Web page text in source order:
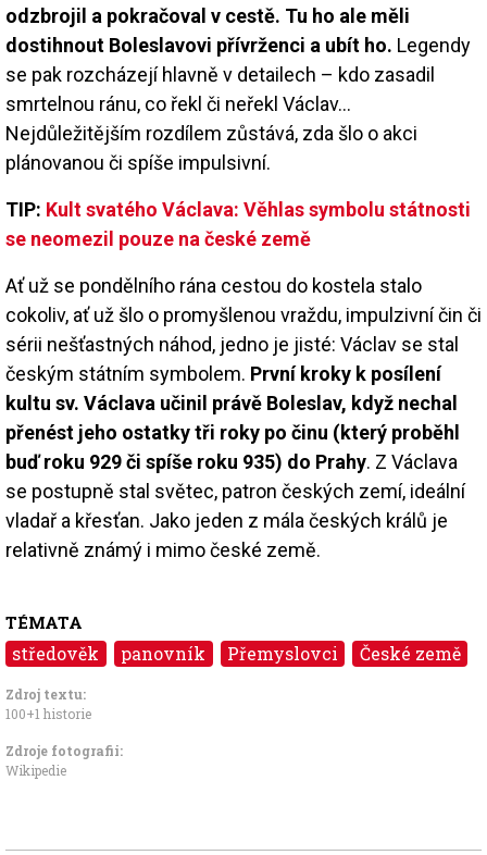
odzbrojil a pokračoval v cestě. Tu ho ale měli
dostihnout Boleslavovi přívrženci a ubít ho. Legendy
se pak rozcházejí hlavně v detailech – kdo zasadil
smrtelnou ránu, co řekl či neřekl Václav…
Nejdůležitějším rozdílem zůstává, zda šlo o akci
plánovanou či spíše impulsivní.
TIP: Kult svatého Václava: Věhlas symbolu státnosti
se neomezil pouze na české země
Ať už se pondělního rána cestou do kostela stalo
cokoliv, ať už šlo o promyšlenou vraždu, impulzivní čin či
sérii nešťastných náhod, jedno je jisté: Václav se stal
českým státním symbolem. První kroky k posílení
kultu sv. Václava učinil právě Boleslav, když nechal
přenést jeho ostatky tři roky po činu (který proběhl
buď roku 929 či spíše roku 935) do Prahy. Z Václava
se postupně stal světec, patron českých zemí, ideální
vladař a křesťan. Jako jeden z mála českých králů je
relativně známý i mimo české země.
TÉMATA
středověk panovník Přemyslovci České země
Zdroj textu:
100+1 historie
Zdroje fotografii:
Wikipedie